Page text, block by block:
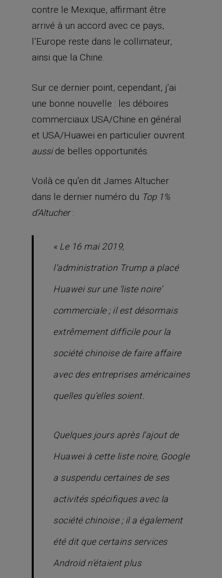
contre le Mexique, affirmant être
arrivé à un accord avec ce pays,
l’Europe reste dans le collimateur,
ainsi que la Chine.
Sur ce dernier point, cependant, j’ai
une bonne nouvelle : les déboires
commerciaux USA/Chine en général
et USA/Huawei en particulier ouvrent
ausside belles opportunités.
Voilà ce qu’en dit James Altucher
dans le dernier numéro du Top 1%
d’Altucher:
« Le 16 mai 2019,
l’administration Trump a placé
Huawei sur une ‘liste noire’
commerciale ; il est désormais
extrêmement difficile pour la
société chinoise de faire affaire
avec des entreprises américaines
quelles qu’elles soient.
Quelques jours après l’ajout de
Huawei à cette liste noire, Google
a suspendu certaines de ses
activités spécifiques avec la
société chinoise ; il a également
été dit que certains services
Android n’étaient plus